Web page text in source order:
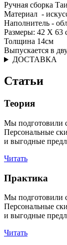
Ручная сборка
Материал -
Наполнитель -
Размеры: 42 X 63
Толщина 14см
Выпускается в
ДОСТАВКА
Статьи
Теория
Мы подготовили
Персональные
и выгодные
Читать
Практика
Мы подготовили
Персональные
и выгодные
Читать